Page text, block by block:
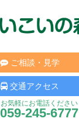
ご相談・見学
交通アクセス
お気軽にお電話ください
059-245-6777